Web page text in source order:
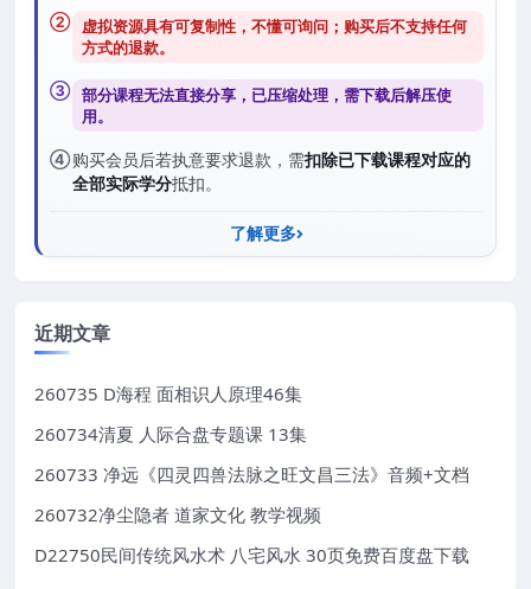
② 虚拟资源具有可复制性，不懂可询问；购买后不支持任何
方式的退款。
③ 部分课程无法直接分享，已压缩处理，需下载后解压使
用。
④购买会员后若执意要求退款，需扣除已下载课程对应的
全部实际学分抵扣。
了解更多
近期文章
260735 D海程 面相识人原理46集
260734清夏 人际合盘专题课 13集
260733 净远《四灵四兽法脉之旺文昌三法》音频+文档
260732净尘隐者 道家文化 教学视频
D22750民间传统风水术 八宅风水 30页免费百度盘下载